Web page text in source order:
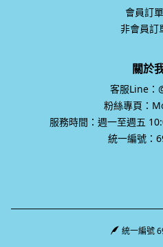
會員訂
非會員訂
關於
客服Line：
粉絲專頁：
服務時間：週一至週五
統一編號：
統一編號